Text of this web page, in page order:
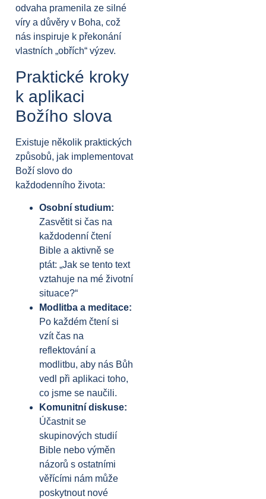
odvaha pramenila ze silné
víry a důvěry v Boha, což
nás inspiruje k překonání
vlastních „obřích“ výzev.
Praktické kroky
k aplikaci
Božího slova
Existuje několik praktických
způsobů, jak implementovat
Boží slovo do
každodenního života:
Osobní studium:
Zasvětit si čas na
každodenní čtení
Bible a aktivně se
ptát: „Jak se tento text
vztahuje na mé životní
situace?“
Modlitba a meditace:
Po každém čtení si
vzít čas na
reflektování a
modlitbu, aby nás Bůh
vedl při aplikaci toho,
co jsme se naučili.
Komunitní diskuse:
Účastnit se
skupinových studií
Bible nebo výměn
názorů s ostatními
věřícími nám může
poskytnout nové